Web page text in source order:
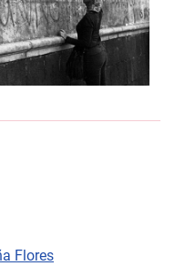
Flores